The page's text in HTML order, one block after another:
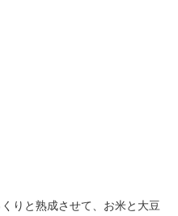
りと熟成させて、お米と大豆